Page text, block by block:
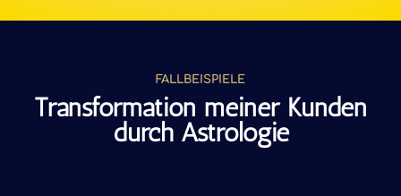
FALLBEISPIELE
Transformation meiner Kunden
durch Astrologie